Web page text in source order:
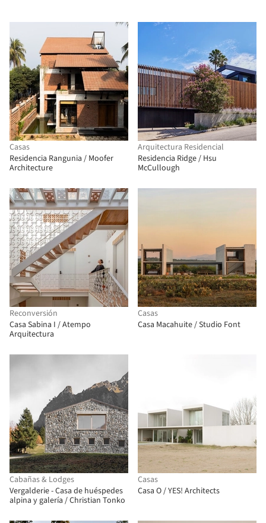
Casas
Residencia Rangunia / Moofer
Architecture
Arquitectura Residencial
Residencia Ridge / Hsu
McCullough
Reconversión
Casa Sabina I / Atempo
Arquitectura
Casas
Casa Macahuite / Studio Font
Cabañas & Lodges
Vergalderie - Casa de huéspedes
alpina y galería / Christian Tonko
Casas
Casa O / YES! Architects